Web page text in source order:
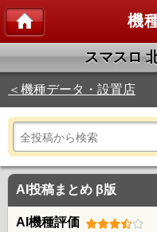
機
スマスロ
＜機種データ・設置店
AI投稿まとめ β版
AI機種評価